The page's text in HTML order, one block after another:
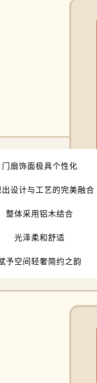
门扇饰面极具个性化
设计与工艺的完美融合
整体采用铝木结合
光泽柔和舒适
予空间轻奢简约之韵